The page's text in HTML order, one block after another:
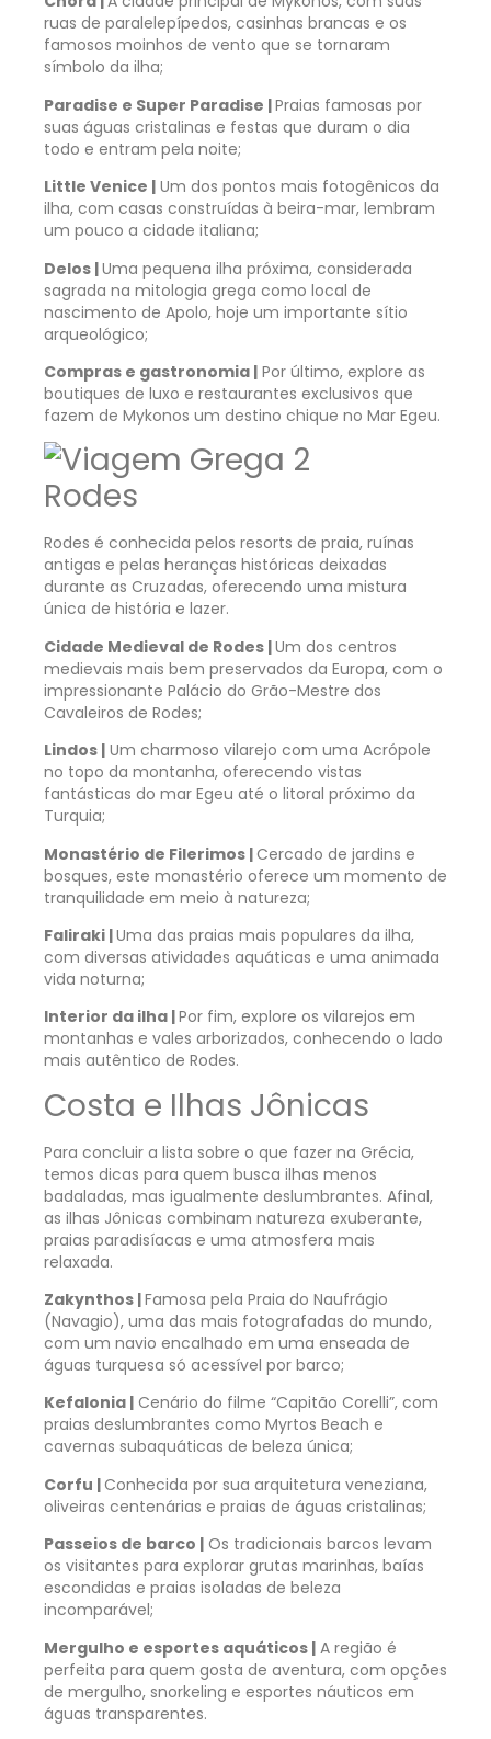
ruas de paralelepípedos, casinhas brancas e os
famosos moinhos de vento que se tornaram
símbolo da ilha;
Paradise e Super Paradise |Praias famosas por
suas águas cristalinas e festas que duram o dia
todo e entram pela noite;
Little Venice | Um dos pontos mais fotogênicos da
ilha, com casas construídas à beira-mar, lembram
um pouco a cidade italiana;
Delos |Uma pequena ilha próxima, considerada
sagrada na mitologia grega como local de
nascimento de Apolo, hoje um importante sítio
arqueológico;
Compras e gastronomia | Por último, explore as
boutiques de luxo e restaurantes exclusivos que
fazem de Mykonos um destino chique no Mar Egeu.
Rodes
Rodes é conhecida pelos resorts de praia, ruínas
antigas e pelas heranças históricas deixadas
durante as Cruzadas, oferecendo uma mistura
única de história e lazer.
Cidade Medieval de Rodes |Um dos centros
medievais mais bem preservados da Europa, com o
impressionante Palácio do Grão-Mestre dos
Cavaleiros de Rodes;
Lindos | Um charmoso vilarejo com uma Acrópole
no topo da montanha, oferecendo vistas
fantásticas do mar Egeu até o litoral próximo da
Turquia;
Monastério de Filerimos |Cercado de jardins e
bosques, este monastério oferece um momento de
tranquilidade em meio à natureza;
Faliraki |Uma das praias mais populares da ilha,
com diversas atividades aquáticas e uma animada
vida noturna;
Interior da ilha |Por fim, explore os vilarejos em
montanhas e vales arborizados, conhecendo o lado
mais autêntico de Rodes.
Costa e Ilhas Jônicas
Para concluir a lista sobre o que fazer na Grécia,
temos dicas para quem busca ilhas menos
badaladas, mas igualmente deslumbrantes. Afinal,
as ilhas Jônicas combinam natureza exuberante,
praias paradisíacas e uma atmosfera mais
relaxada.
Zakynthos |Famosa pela Praia do Naufrágio
(Navagio), uma das mais fotografadas do mundo,
com um navio encalhado em uma enseada de
águas turquesa só acessível por barco;
Kefalonia | Cenário do filme “Capitão Corelli”, com
praias deslumbrantes como Myrtos Beach e
cavernas subaquáticas de beleza única;
Corfu |Conhecida por sua arquitetura veneziana,
oliveiras centenárias e praias de águas cristalinas;
Passeios de barco | Os tradicionais barcos levam
os visitantes para explorar grutas marinhas, baías
escondidas e praias isoladas de beleza
incomparável;
Mergulho e esportes aquáticos | A região é
perfeita para quem gosta de aventura, com opções
de mergulho, snorkeling e esportes náuticos em
águas transparentes.